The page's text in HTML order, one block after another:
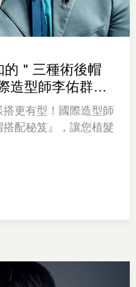
的＂三種術後帽
造型師李佑群老
更有型！國際造型師
配秘笈』，讓您植髮